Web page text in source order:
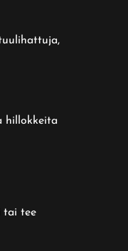
hillokkeita
tai tee